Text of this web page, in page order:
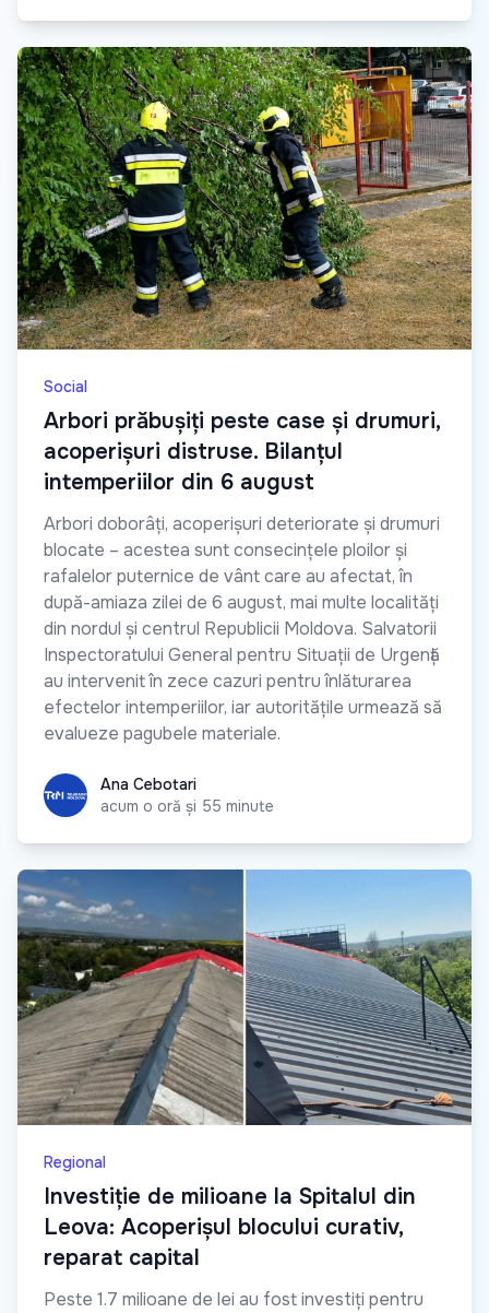
Social
Arbori prăbușiți peste case și drumuri,
acoperișuri distruse. Bilanțul
intemperiilor din 6 august
Arbori doborâți, acoperișuri deteriorate și drumuri
blocate – acestea sunt consecințele ploilor și
rafalelor puternice de vânt care au afectat, în
după-amiaza zilei de 6 august, mai multe localități
din nordul și centrul Republicii Moldova. Salvatorii
Inspectoratului General pentru Situații de Urgență
au intervenit în zece cazuri pentru înlăturarea
efectelor intemperiilor, iar autoritățile urmează să
evalueze pagubele materiale.
Ana CebotariAna Cebotari
acum o oră și 55 minute
Regional
Investiție de milioane la Spitalul din
Leova: Acoperișul blocului curativ,
reparat capital
Peste 1.7 milioane de lei au fost investiți pentru